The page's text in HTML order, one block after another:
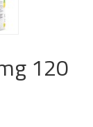
120